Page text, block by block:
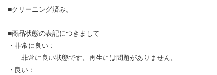
■クリーニング済み。
■商品状態の表記につきまして
・非常に良い：
非常に良い状態です。再生には問題がありません。
・良い：